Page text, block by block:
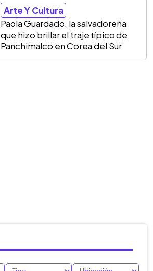
Arte Y Cultura
Paola Guardado, la salvadoreña
que hizo brillar el traje típico de
Panchimalco en Corea del Sur